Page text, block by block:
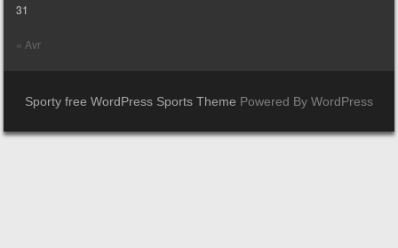
31
« Avr
Sporty free WordPress Sports Theme Powered By WordPress